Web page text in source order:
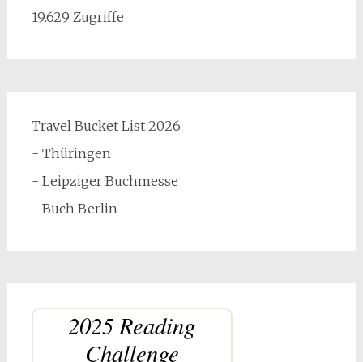
19.629 Zugriffe
Travel Bucket List 2026
- Thüringen
- Leipziger Buchmesse
- Buch Berlin
2025 Reading
Challenge